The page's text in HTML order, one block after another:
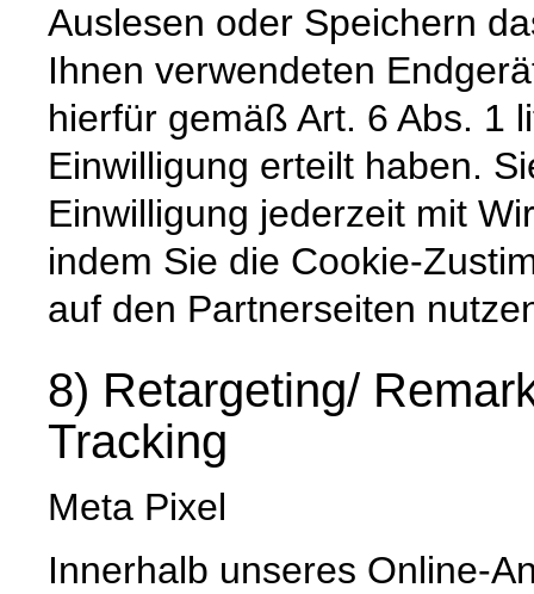
Auslesen oder Speichern
Ihnen verwendeten
hierfür gemäß Art. 6 Abs. 1
Einwilligung erteilt haben.
Einwilligung jederzeit mit
indem Sie die Cookie-
auf den Partnerseiten
8) Retargeting/
Tracking
Meta Pixel
Innerhalb unseres Online-